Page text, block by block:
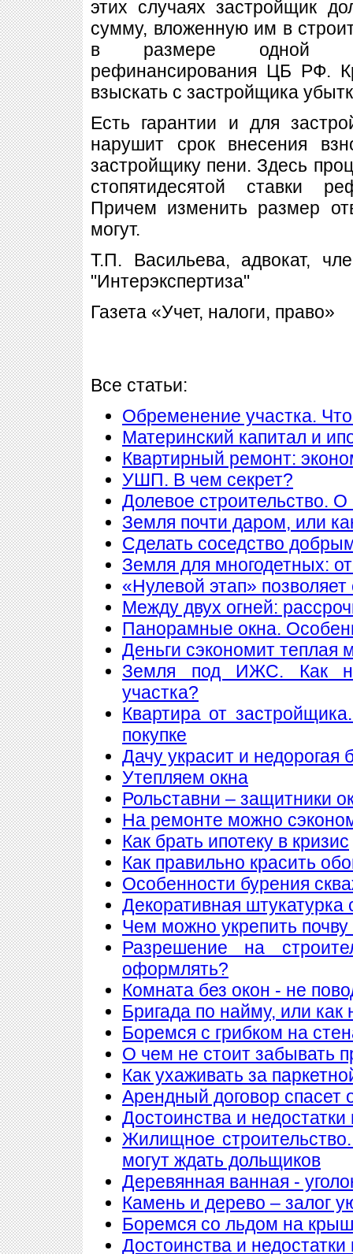
этих случаях застройщик
сумму, вложенную им в
в размере одной
рефинансирования ЦБ РФ.
взыскать с застройщика
Есть гарантии и для
нарушит срок внесения
застройщику пени. Здесь
стопятидесятой ставки
Причем изменить размер
могут.
Т.П. Васильева, адвокат,
"Интерэкспертиза"
Газета «Учет, налоги, право»
Все статьи:
Обременение участка.
Материнский капитал и
Квартирный ремонт:
УШП. В чем секрет?
Долевое строительство.
Земля почти даром, или
Сделать соседство
Земля для многодетных:
«Нулевой этап»
Между двух огней:
Панорамные окна.
Деньги сэкономит теплая
Земля под ИЖС. Как
участка?
Квартира от
покупке
Дачу украсит и недорогая
Утепляем окна
Рольставни – защитники
На ремонте можно
Как брать ипотеку в кризис
Как правильно красить
Особенности бурения
Декоративная штукатурка
Чем можно укрепить почву
Разрешение на
оформлять?
Комната без окон - не
Бригада по найму, или как
Боремся с грибком на
О чем не стоит забывать
Как ухаживать за
Арендный договор спасет
Достоинства и
Жилищное
могут ждать дольщиков
Деревянная ванная -
Камень и дерево – залог
Боремся со льдом на
Достоинства и